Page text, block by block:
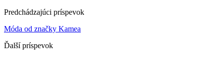
Predchádzajúci príspevok
Móda od značky Kamea
Ďalší príspevok